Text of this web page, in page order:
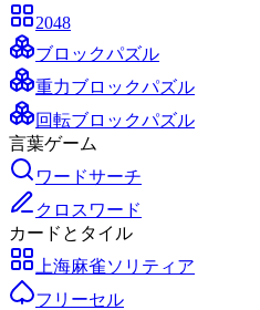
2048
ブロックパズル
重力ブロックパズル
回転ブロックパズル
言葉ゲーム
ワードサーチ
クロスワード
カードとタイル
上海麻雀ソリティア
フリーセル